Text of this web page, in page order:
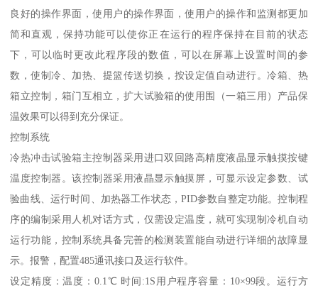
良好的操作界面，使用户的操作界面，使用户的操作和监测都更加
简和直观，保持功能可以使你正在运行的程序保持在目前的状态
下，可以临时更改此程序段的数值，可以在屏幕上设置时间的参
数，使制冷、加热、提篮传送切换，按设定值自动进行。冷箱、热
箱立控制，箱门互相立，扩大试验箱的使用围（一箱三用）产品保
温效果可以得到充分保证。
控制系统
冷热冲击试验箱主控制器采用进口双回路高精度液晶显示触摸按键
温度控制器。该控制器采用液晶显示触摸屏，可显示设定参数、试
验曲线、运行时间、加热器工作状态，PID参数自整定功能。控制程
序的编制采用人机对话方式，仅需设定温度，就可实现制冷机自动
运行功能，控制系统具备完善的检测装置能自动进行详细的故障显
示。报警，配置485通讯接口及运行软件。
设定精度：温度：0.1℃ 时间:1S用户程序容量：10×99段。运行方